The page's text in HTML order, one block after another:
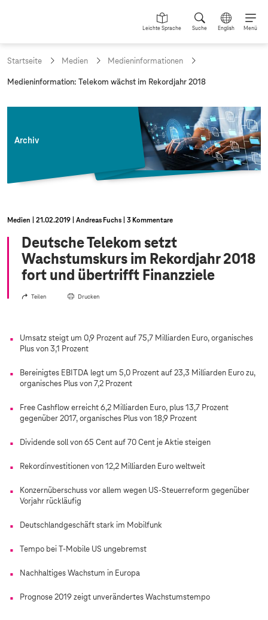
Leichte Sprache Suche English Menü
Startseite Medien Medieninformationen
a
:
Medieninformation: Telekom wächst im Rekordjahr 2018
Archiv
Medien 21.02.2019 Andreas Fuchs 3 Kommentare
Deutsche Telekom setzt
Wachstumskurs im Rekordjahr 2018
fort und übertrifft Finanzziele
Teilen Drucken
Umsatz steigt um 0,9 Prozent auf 75,7 Milliarden Euro, organisches
Plus von 3,1 Prozent
Bereinigtes EBITDA legt um 5,0 Prozent auf 23,3 Milliarden Euro zu,
organisches Plus von 7,2 Prozent
Free Cashflow erreicht 6,2 Milliarden Euro, plus 13,7 Prozent
gegenüber 2017, organisches Plus von 18,9 Prozent
Dividende soll von 65 Cent auf 70 Cent je Aktie steigen
Rekordinvestitionen von 12,2 Milliarden Euro weltweit
Konzernüberschuss vor allem wegen US-Steuerreform gegenüber
Vorjahr rückläufig
Deutschlandgeschäft stark im Mobilfunk
Tempo bei T-Mobile US ungebremst
Nachhaltiges Wachstum in Europa
Prognose 2019 zeigt unverändertes Wachstumstempo